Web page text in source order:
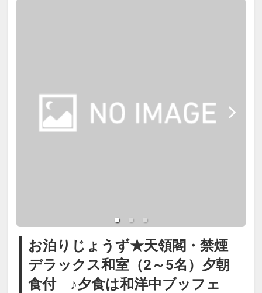
どもＢ料金は小学校低学年が対象で
す。
・館内施設割引クーポンブックをご
用意（1部屋1冊・1滞在につき1回）
・記念日の方へ前後7日間：誕生
お泊りじょうず★天領閣・禁煙
デラックス和室（2～5名）夕朝
食付 ♪夕食は和洋中ブッフェ